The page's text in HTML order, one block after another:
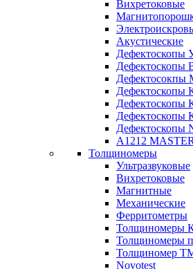
Вихретоковые
Акустические
Дефектоскопы
Дефектоскопы
Дефектосокпы
Дефектоскопы
Дефектоскопы
Дефектоскопы
Дефектоскопы
А1212 MASTER
Толщиномеры
Ультразвуковые
Вихретоковые
Магнитные
Механические
Ферритометры
Толщиномеры
Толщиномеры
Толщиномер
Novotest